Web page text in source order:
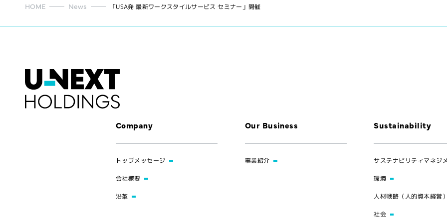
HOME News 「USA発 最新ワークスタイルサービス セミナー」開催
Company
トップメッセージ
会社概要
沿革
Our Business
事業紹介
Sustainability
サステナビリティマネジ
環境
人材戦略（人的資本経営
社会